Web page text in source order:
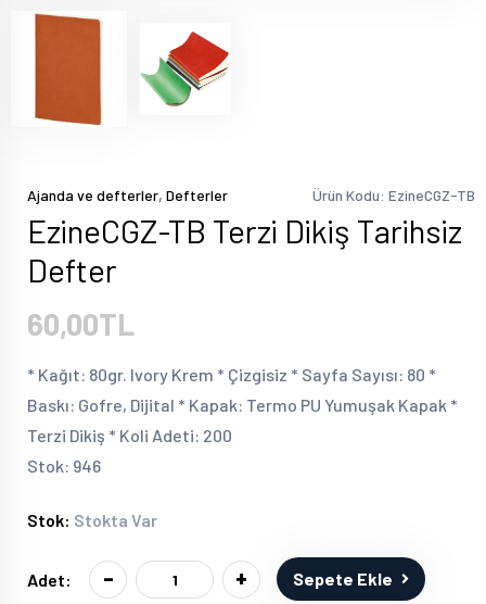
Ajanda ve defterler, Defterler Ürün Kodu: EzineCGZ-TB
EzineCGZ-TB Terzi Dikiş Tarihsiz
Defter
60,00TL
* Kağıt: 80gr. Ivory Krem * Çizgisiz * Sayfa Sayısı: 80 *
Baskı: Gofre, Dijital * Kapak: Termo PU Yumuşak Kapak *
Terzi Dikiş * Koli Adeti: 200
Stok: 946
Stok: Stokta Var
Adet: - + Sepete Ekle